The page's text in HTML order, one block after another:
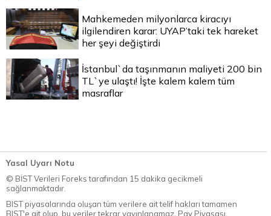
Mahkemeden milyonlarca kiracıyı
ilgilendiren karar: UYAP’taki tek hareket
her şeyi değiştirdi
İstanbul`da taşınmanın maliyeti 200 bin
TL`ye ulaştı! İşte kalem kalem tüm
masraflar
Yasal Uyarı Notu
© BİST Verileri Foreks tarafından 15 dakika gecikmeli
sağlanmaktadır.
BIST piyasalarında oluşan tüm verilere ait telif hakları tamamen
BIST'e ait olup, bu veriler tekrar yayınlanamaz. Pay Piyasası,